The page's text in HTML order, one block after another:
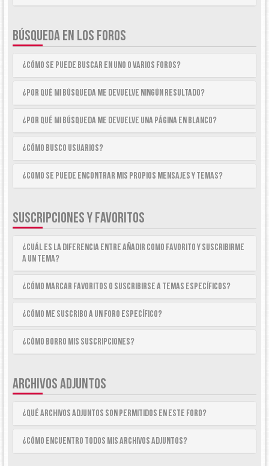
BÚSQUEDA EN LOS FOROS
¿Cómo se puede buscar en uno o varios foros?
¿Por qué mi búsqueda me devuelve ningún resultado?
¿Por qué mi búsqueda me devuelve una página en blanco?
¿Cómo busco usuarios?
¿Como se puede encontrar mis propios mensajes y temas?
SUSCRIPCIONES Y FAVORITOS
¿Cuál es la diferencia entre añadir como Favorito y suscribirme
a un tema?
¿Cómo marcar Favoritos o suscribirse a temas específicos?
¿Cómo me suscribo a un foro específico?
¿Cómo borro mis suscripciones?
ARCHIVOS ADJUNTOS
¿Qué archivos adjuntos son permitidos en este foro?
¿Cómo encuentro todos mis archivos adjuntos?